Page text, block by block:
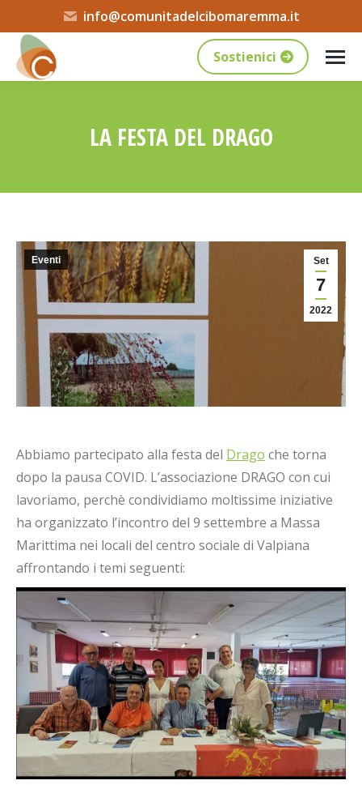
info@comunitadelcibomaremma.it
Sostienici
LA FESTA DEL DRAGO
Set
7
2022
Eventi
Abbiamo partecipato alla festa del Drago che torna
dopo la pausa COVID. L’associazione DRAGO con cui
lavoriamo, perchè condividiamo moltissime iniziative
ha organizzato l’incontro del 9 settembre a Massa
Marittima nei locali del centro sociale di Valpiana
affrontando i temi seguenti: